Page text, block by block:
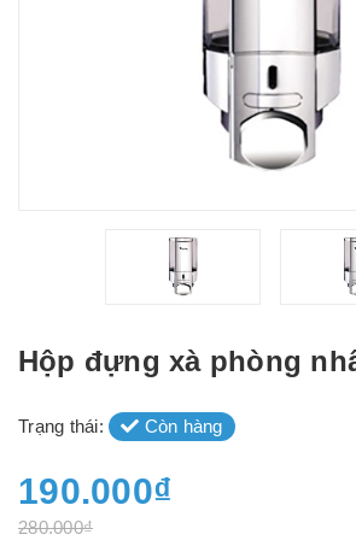
Hộp đựng xà phòng
Trạng thái: Còn hàng
190.000₫
280.000₫